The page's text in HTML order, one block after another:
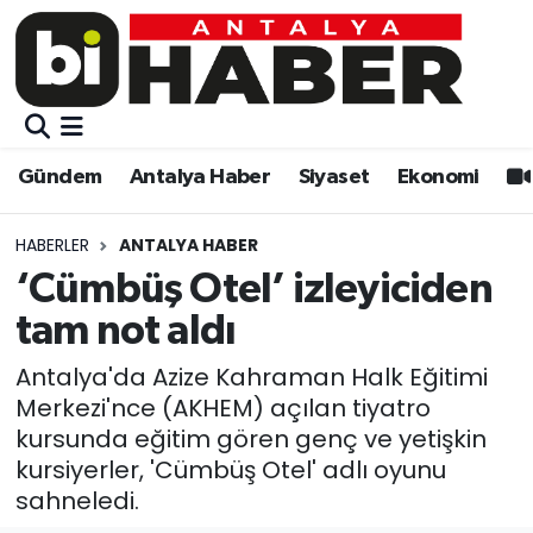
Gündem Antalya Haber Siyaset Ekonomi
HABERLER ANTALYA HABER
‘Cümbüş Otel’ izleyiciden
tam not aldı
Antalya'da Azize Kahraman Halk Eğitimi
Merkezi'nce (AKHEM) açılan tiyatro
kursunda eğitim gören genç ve yetişkin
kursiyerler, 'Cümbüş Otel' adlı oyunu
sahneledi.
Gündem
Siyaset
Ekonomi
Video
Eğitim
Kültür-sanat
Sağlık
Gündem
Siyaset
Eğitim
Ekonomi
Kültür-sanat
Sağlık
Spor
Muratpaşa Nöbetçi Eczaneler
Muratpaşa Trafik Yoğunluk Haritası
Süper Lig Puan Durumu ve Fikstür
Tüm Manşetler
Son Dakika Haberleri
Haber Arşivi